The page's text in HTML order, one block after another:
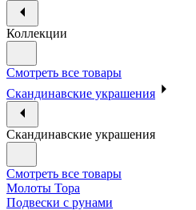
Коллекции
Смотреть все товары
Скандинавские украшения
Скандинавские украшения
Смотреть все товары
Молоты Тора
Подвески с рунами